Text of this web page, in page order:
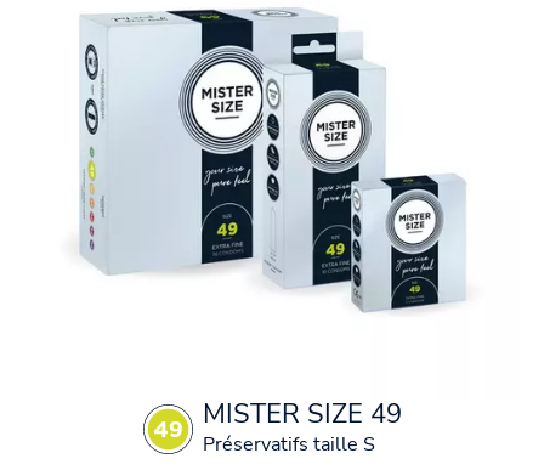
MISTER SIZE 49
Préservatifs taille S